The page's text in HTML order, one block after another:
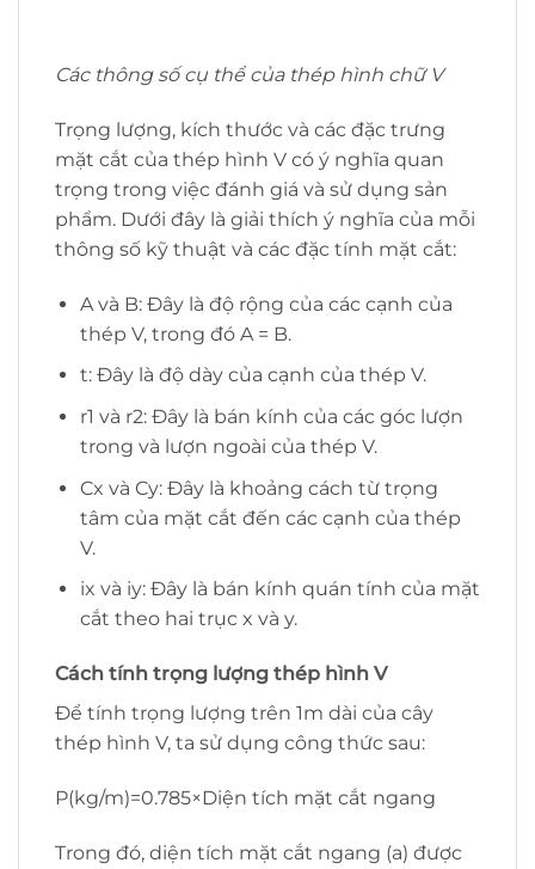
Các thông số cụ thể của thép hình chữ V
Trọng lượng, kích thước và các đặc trưng
mặt cắt của thép hình V có ý nghĩa quan
trọng trong việc đánh giá và sử dụng sản
phẩm. Dưới đây là giải thích ý nghĩa của mỗi
thông số kỹ thuật và các đặc tính mặt cắt:
A và B: Đây là độ rộng của các cạnh của
thép V, trong đó A = B.
t: Đây là độ dày của cạnh của thép V.
r1 và r2: Đây là bán kính của các góc lượn
trong và lượn ngoài của thép V.
Cx và Cy: Đây là khoảng cách từ trọng
tâm của mặt cắt đến các cạnh của thép
V.
ix và iy: Đây là bán kính quán tính của mặt
cắt theo hai trục x và y.
Cách tính trọng lượng thép hình V
Để tính trọng lượng trên 1m dài của cây
thép hình V, ta sử dụng công thức sau:
P(kg/m)=0.785×Diện tích mặt cắt ngang
Trong đó, diện tích mặt cắt ngang (a) được